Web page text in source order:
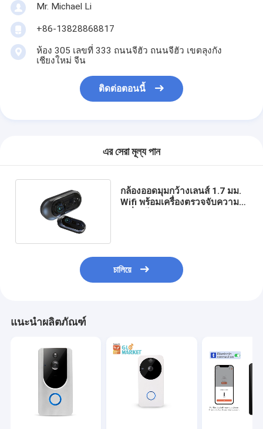
Mr. Michael Li
+86-13828868817
ห้อง 305 เลขที่ 333 ถนนจีฮัว ถนนจีฮัว เขตลุงกัง
เชียงใหม่ จีน
ติดต่อตอนนี้
এর সেরা মূল্য পান
กล้องออดมุมกว้างเลนส์ 1.7 มม.
Wifi พร้อมเครื่องตรวจจับความ
চালিয়ে
แนะนำผลิตภัณฑ์